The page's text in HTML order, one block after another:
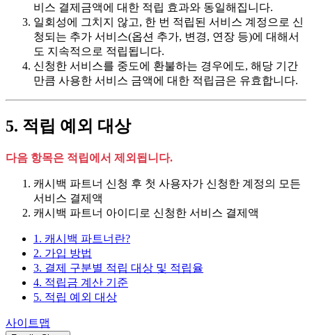
비스 결제금액에 대한 적립 효과와 동일해집니다.
일회성에 그치지 않고, 한 번 적립된 서비스 계정으로 신
청되는 추가 서비스(옵션 추가, 변경, 연장 등)에 대해서
도 지속적으로 적립됩니다.
신청한 서비스를 중도에 환불하는 경우에도, 해당 기간
만큼 사용한 서비스 금액에 대한 적립금은 유효합니다.
5. 적립 예외 대상
다음 항목은 적립에서 제외됩니다.
캐시백 파트너 신청 후 첫 사용자가 신청한 계정의 모든
서비스 결제액
캐시백 파트너 아이디로 신청한 서비스 결제액
1. 캐시백 파트너란?
2. 가입 방법
3. 결제 구분별 적립 대상 및 적립율
4. 적립금 계산 기준
5. 적립 예외 대상
사이트맵